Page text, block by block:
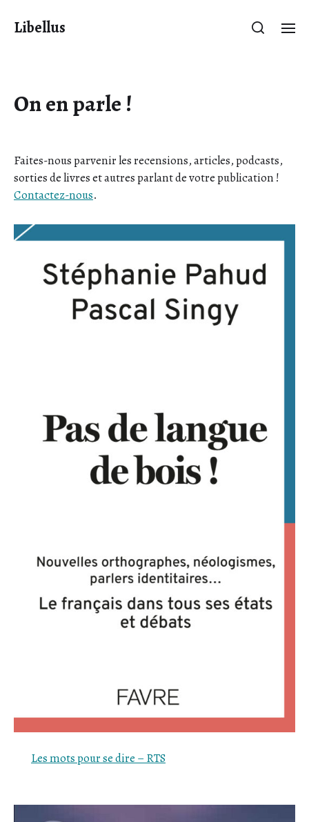
Libellus
On en parle !
Faites-nous parvenir les recensions, articles, podcasts,
sorties de livres et autres parlant de votre publication !
Contactez-nous.
Les mots pour se dire – RTS